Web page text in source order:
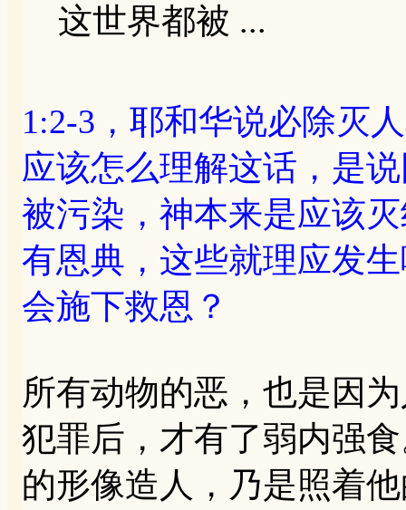
这世界都被 ...
1:2-3，耶和华说必除灭
应该怎么理解这话，是
被污染，神本来是应该
有恩典，这些就理应发
会施下救恩？
所有动物的恶，也是因
犯罪后，才有了弱内强
的形像造人，乃是照着